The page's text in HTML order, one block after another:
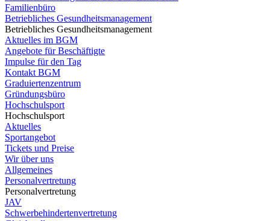
Familienbüro
Betriebliches Gesundheitsmanagement
Betriebliches Gesundheitsmanagement
Aktuelles im BGM
Angebote für Beschäftigte
Impulse für den Tag
Kontakt BGM
Graduiertenzentrum
Gründungsbüro
Hochschulsport
Hochschulsport
Aktuelles
Sportangebot
Tickets und Preise
Wir über uns
Allgemeines
Personalvertretung
Personalvertretung
JAV
Schwerbehindertenvertretung